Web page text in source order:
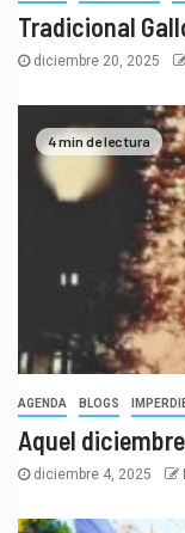
Tradicional
diciembre 20, 2025
4 min de lectura
AGENDA BLOGS
Aquel
diciembre 4, 2025